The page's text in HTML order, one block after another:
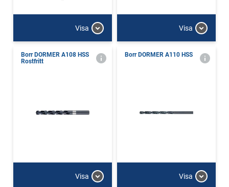
Visa Visa
Borr DORMER A108 HSS
Rostfritt
Visa
Borr DORMER A110 HSS
Visa